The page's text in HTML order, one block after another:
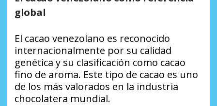
global
El cacao venezolano es reconocido
internacionalmente por su calidad
genética y su clasificación como cacao
fino de aroma. Este tipo de cacao es uno
de los más valorados en la industria
chocolatera mundial.